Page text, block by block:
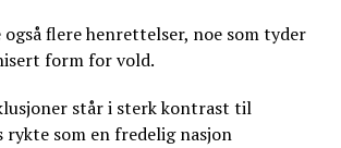
også flere henrettelser, noe som tyder
form for vold.
står i sterk kontrast til
rykte som en fredelig nasjon